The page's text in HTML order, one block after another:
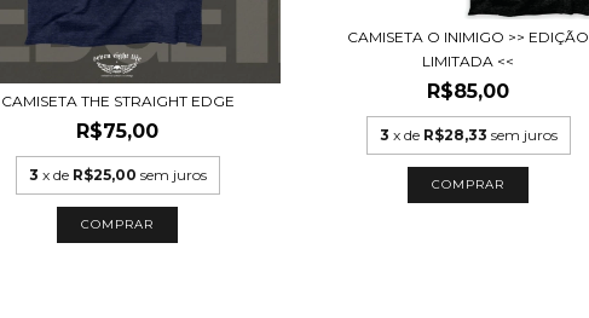
CAMISETA THE STRAIGHT EDGE
R$75,00
3 x de R$25,00 sem juros
COMPRAR
CAMISETA O INIMIGO >> EDIÇÃO
LIMITADA <<
R$85,00
3 x de R$28,33 sem juros
COMPRAR